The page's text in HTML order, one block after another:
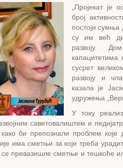
„Пројекат
број
постоји сумња
су им већ
развоју.
сусрет
развоју и
казала је
удружења
У току
саветовалиштем и
како би препознали проблем
има сметњи за које треба
превазишле сметње и тешкоће